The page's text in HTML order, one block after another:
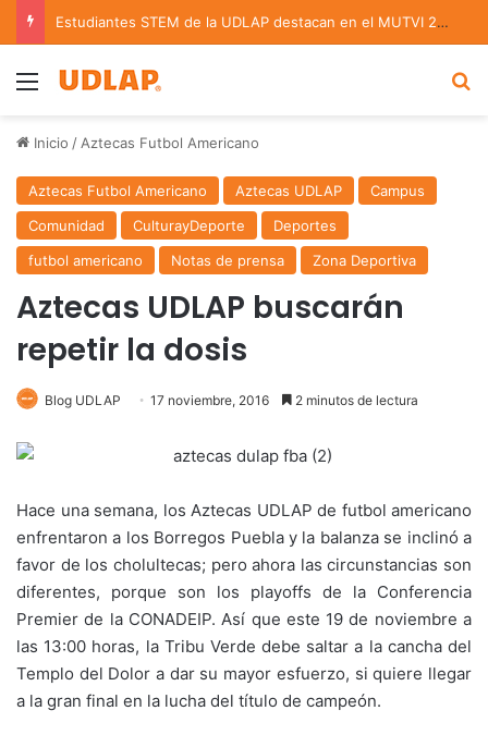
Estudiantes STEM de la UDLAP destacan en el MUTVI 2026
Menu
Inicio / Aztecas Futbol Americano
Aztecas Futbol Americano Aztecas UDLAP
Campus
Comunidad
CulturayDeporte
Deportes
futbol americano
Notas de prensa Zona Deportiva
Aztecas UDLAP buscarán
repetir la dosis
Blog UDLAP 17 noviembre, 2016 2 minutos de lectura
Hace una semana, los Aztecas UDLAP de futbol americano
enfrentaron a los Borregos Puebla y la balanza se inclinó a
favor de los cholultecas; pero ahora las circunstancias son
diferentes, porque son los playoffs de la Conferencia
Premier de la CONADEIP. Así que este 19 de noviembre a
las 13:00 horas, la Tribu Verde debe saltar a la cancha del
Templo del Dolor a dar su mayor esfuerzo, si quiere llegar
a la gran final en la lucha del título de campeón.